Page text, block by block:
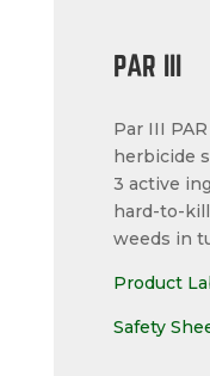
PAR III
Par III
herbicide
3 active
hard-to-
weeds in
Product
Safety